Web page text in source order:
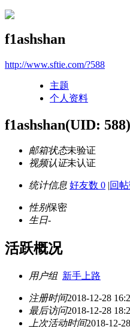
f1ashshan
http://www.sftie.com/?588
主题
个人资料
f1ashshan(UID: 588)
邮箱状态未验证
视频认证未认证
统计信息 好友数 0 |回
性别保密
生日-
活跃概况
用户组 新手上路
注册时间2018-12-28
最后访问2018-12-28
上次活动时间2018-12-